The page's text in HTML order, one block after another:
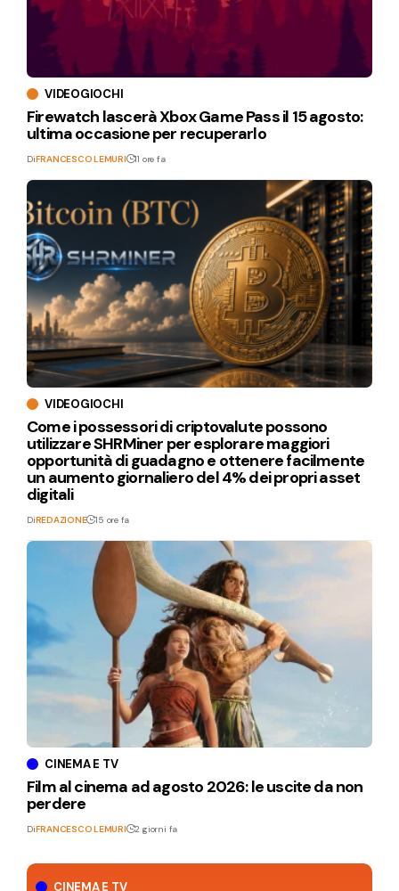
CINEMA E TV
VIDEOGIOCHI
Firewatch lascerà Xbox Game Pass il 15 agosto:
ultima occasione per recuperarlo
DiFRANCESCO LEMURI 11 ore fa
VIDEOGIOCHI
Come i possessori di criptovalute possono
utilizzare SHRMiner per esplorare maggiori
opportunità di guadagno e ottenere facilmente
un aumento giornaliero del 4% dei propri asset
digitali
DiREDAZIONE 15 ore fa
CINEMA E TV
Film al cinema ad agosto 2026: le uscite da non
perdere
DiFRANCESCO LEMURI 2 giorni fa